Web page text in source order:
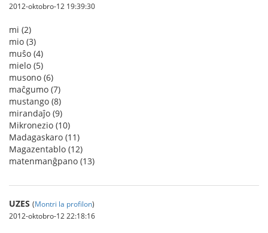
2012-oktobro-12 19:39:30
mi (2)
mio (3)
muŝo (4)
mielo (5)
musono (6)
maĉgumo (7)
mustango (8)
mirandaĵo (9)
Mikronezio (10)
Madagaskaro (11)
Magazentablo (12)
matenmanĝpano (13)
UZES (Montri la profilon)
2012-oktobro-12 22:18:16